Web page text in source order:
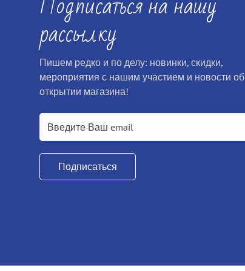
рассылку
Пишем редко и по делу: новинки, скидки,
мероприятия с нашим участием и новости об
открытии магазина!
Подписаться